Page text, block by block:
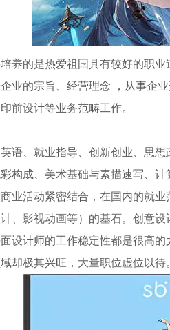
养的是热爱祖国具有较好的职
业的宗旨、经营理念 ，从事企
前设计等业务范畴工作。
语、就业指导、创新创业、思想
构成、美术基础与素描速写、
业活动紧密结合，在国内的就
、影视动画等）的基石。创意
设计师的工作稳定性都是很高
却极其兴旺，大量职位虚位以